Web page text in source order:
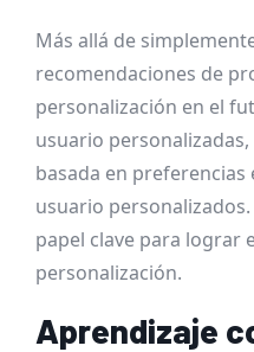
Más allá de
recomendaciones de
personalización en el
usuario
basada en
usuario
papel clave para lograr
personalización.
Aprendizaje